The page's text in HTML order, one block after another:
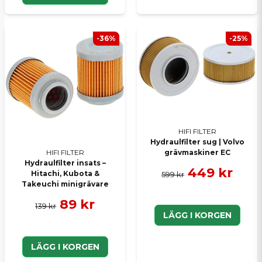
HIFI FILTER
Hydraulfilter insats –
Hitachi, Kubota &
Takeuchi minigrävare
139 kr 89 kr
LÄGG I KORGEN
-36%
HIFI FILTER
Hydraulfilter sug | Volvo
grävmaskiner EC
599 kr 449 kr
LÄGG I KORGEN
-25%